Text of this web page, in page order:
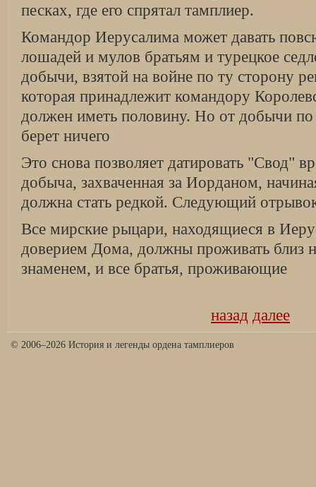
песках, где его спрятал тамплиер.
Командор Иерусалима может давать
лошадей и мулов братьям и турецкое
добычи, взятой на войне по ту сторону
которая принадлежит командору
должен иметь половину. Но от добычи по
берет ничего
Это снова позволяет датировать "Свод"
добыча, захваченная за Иорданом,
должна стать редкой. Следующий
Все мирские рыцари, находящиеся в
доверием Дома, должны проживать близ
знаменем, и все братья, проживающие
назад далее
© 2006–2026 История и легенды ордена тамплиеров